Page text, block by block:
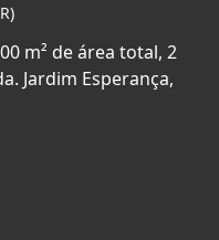
m² de área total, 2
Jardim Esperança,